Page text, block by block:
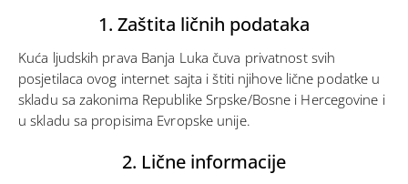
1. Zaštita ličnih podataka
Kuća ljudskih prava Banja Luka čuva privatnost svih
posjetilaca ovog internet sajta i štiti njihove lične podatke u
skladu sa zakonima Republike Srpske/Bosne i Hercegovine i
u skladu sa propisima Evropske unije.
2. Lične informacije